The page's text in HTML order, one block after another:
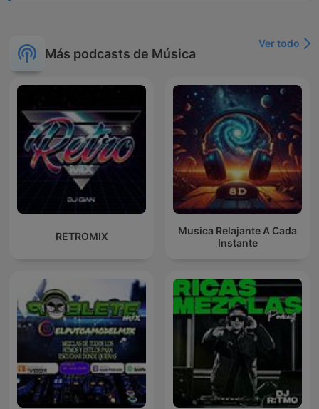
Más podcasts de Música
Ver todo
RETROMIX
Musica Relajante A Cada
Instante